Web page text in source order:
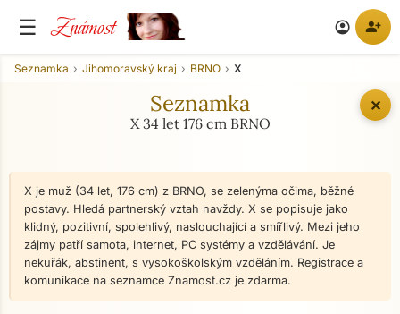
☰ Známost account_circle person_add
✕
Seznamka Jihomoravský kraj BRNO X
Seznamka
X 34 let 176 cm BRNO
X je muž (34 let, 176 cm) z BRNO, se zelenýma očima, běžné
postavy. Hledá partnerský vztah navždy. X se popisuje jako
klidný, pozitivní, spolehlivý, naslouchající a smířlivý. Mezi jeho
zájmy patří samota, internet, PC systémy a vzdělávání. Je
nekuřák, abstinent, s vysokoškolským vzděláním. Registrace a
komunikace na seznamce Znamost.cz je zdarma.